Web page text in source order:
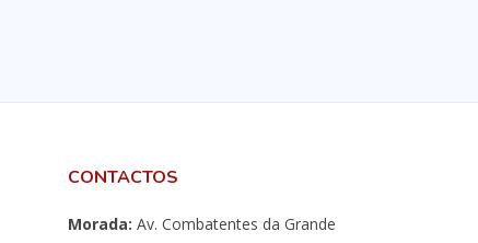
CONTACTOS
Morada: Av. Combatentes da Grande